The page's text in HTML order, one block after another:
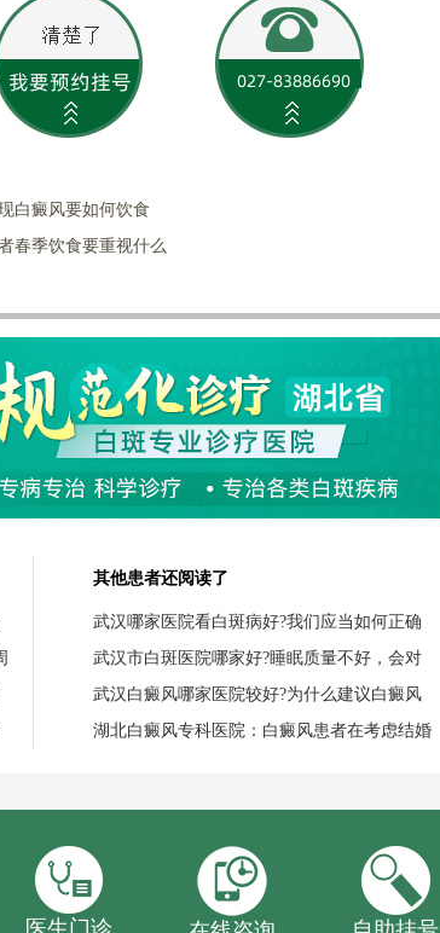
白癜风要如何饮食
春季饮食要重视什么
其他患者还阅读了
武汉哪家医院看白斑病好?我们应当如何正确
武汉市白斑医院哪家好?睡眠质量不好，会对
武汉白癜风哪家医院较好?为什么建议白癜风
湖北白癜风专科医院：白癜风患者在考虑结婚
医生门诊